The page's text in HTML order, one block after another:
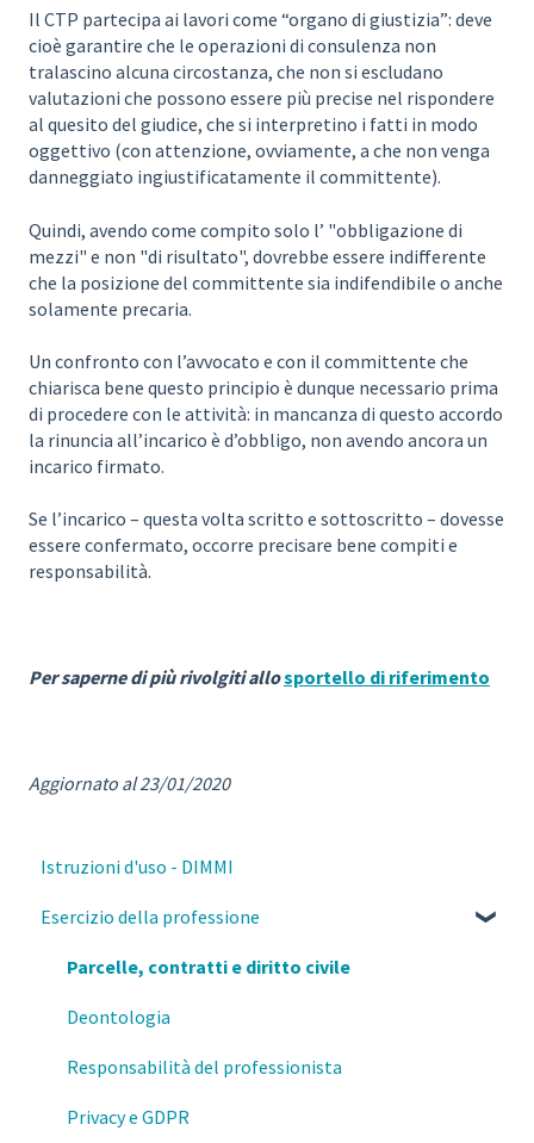
Il CTP partecipa ai lavori come “organo di giustizia”: deve
cioè garantire che le operazioni di consulenza non
tralascino alcuna circostanza, che non si escludano
valutazioni che possono essere più precise nel rispondere
al quesito del giudice, che si interpretino i fatti in modo
oggettivo (con attenzione, ovviamente, a che non venga
danneggiato ingiustificatamente il committente).
Quindi, avendo come compito solo l’ "obbligazione di
mezzi" e non "di risultato", dovrebbe essere indifferente
che la posizione del committente sia indifendibile o anche
solamente precaria.
Un confronto con l’avvocato e con il committente che
chiarisca bene questo principio è dunque necessario prima
di procedere con le attività: in mancanza di questo accordo
la rinuncia all’incarico è d’obbligo, non avendo ancora un
incarico firmato.
Se l’incarico – questa volta scritto e sottoscritto – dovesse
essere confermato, occorre precisare bene compiti e
responsabilità.
Per saperne di più rivolgiti allosportello di riferimento
Aggiornato al 23/01/2020
Istruzioni d'uso - DIMMI
Esercizio della professione
Parcelle, contratti e diritto civile
Deontologia
Responsabilità del professionista
Privacy e GDPR